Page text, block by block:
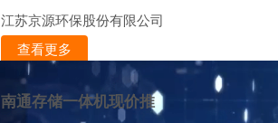
江苏京源环保股份有限公司
查看更多
南通存储一体机现价推